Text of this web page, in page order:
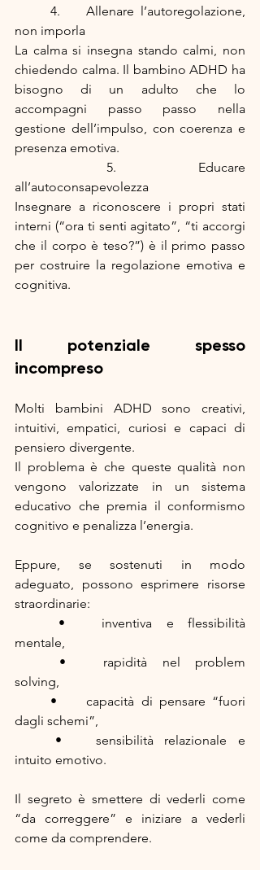
non imporla
La calma si insegna stando calmi, non
chiedendo calma. Il bambino ADHD ha
bisogno di un adulto che lo
accompagni passo passo nella
gestione dell’impulso, con coerenza e
presenza emotiva.
all’autoconsapevolezza
Insegnare a riconoscere i propri stati
interni (“ora ti senti agitato”, “ti accorgi
che il corpo è teso?”) è il primo passo
per costruire la regolazione emotiva e
cognitiva.
Il potenziale spesso
incompreso
Molti bambini ADHD sono creativi,
intuitivi, empatici, curiosi e capaci di
pensiero divergente.
Il problema è che queste qualità non
vengono valorizzate in un sistema
educativo che premia il conformismo
cognitivo e penalizza l’energia.
Eppure, se sostenuti in modo
adeguato, possono esprimere risorse
straordinarie:
mentale,
solving,
dagli schemi”,
intuito emotivo.
Il segreto è smettere di vederli come
“da correggere” e iniziare a vederli
come da comprendere.